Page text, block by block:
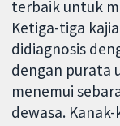
terbaik untuk
Ketiga-tiga
didiagnosis
dengan purata
menemui
dewasa.